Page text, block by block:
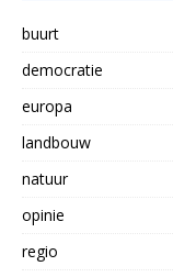
buurt
democratie
europa
landbouw
natuur
opinie
regio